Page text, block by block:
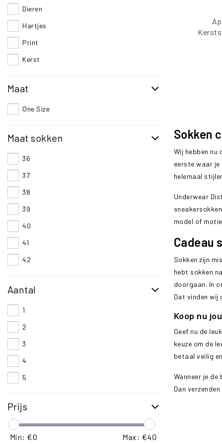
Dieren
Hartjes
Print
Kerst
Maat
One Size
Maat sokken
36
37
38
39
40
41
42
44
45
46
Aantal
1
2
3
4
5
Prijs
Min: €0 Max: €40
Sokken
Wij hebben
eerste waar je
helemaal
Underwear
model of
Cadeau
Sokken zijn
hebt sokken
doorgaan. In
Dat vinden wij
Koop nu
Geef nu de
keuze om de
betaal veilig
Wanneer je
Dan